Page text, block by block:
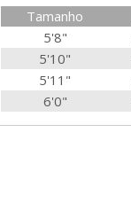
Tamanho
5'8"
5'10"
5'11"
6'0"